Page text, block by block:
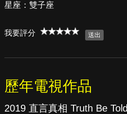
星座：雙子座
我要評分
歷年電視作品
2019 直言真相 Truth Be Told